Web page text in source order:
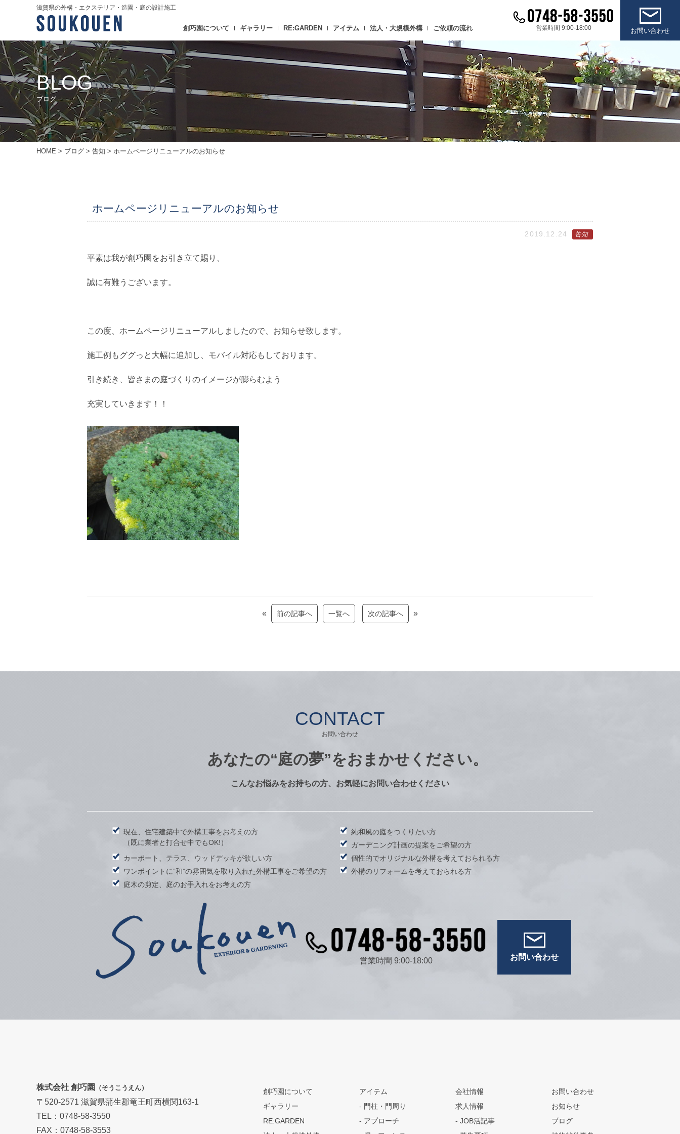
滋賀県の外構・エクステリア・造園・庭の設計施工
創巧園について ギャラリー RE:GARDEN アイテム 法人・大規模外構 ご依頼の流れ 営業時間 9:00-18:00 お問い合わせ
BLOG
ブログ
HOME > ブログ > 告知 > ホームページリニューアルのお知らせ
ホームページリニューアルのお知らせ
2019.12.24 告知
平素は我が創巧園をお引き立て賜り、
誠に有難うございます。
この度、ホームページリニューアルしましたので、お知らせ致します。
施工例もググっと大幅に追加し、モバイル対応もしております。
引き続き、皆さまの庭づくりのイメージが膨らむよう
充実していきます！！
« 前の記事へ 一覧へ 次の記事へ »
CONTACT
お問い合わせ
あなたの“庭の夢”をおまかせください。
こんなお悩みをお持ちの方、お気軽にお問い合わせください
現在、住宅建築中で外構工事をお考えの方
（既に業者と打合せ中でもOK!）
純和風の庭をつくりたい方
ガーデニング計画の提案をご希望の方
カーポート、テラス、ウッドデッキが欲しい方
個性的でオリジナルな外構を考えておられる方
ワンポイントに”和”の雰囲気を取り入れた外構工事をご希望の方
外構のリフォームを考えておられる方
庭木の剪定、庭のお手入れをお考えの方
営業時間 9:00-18:00 お問い合わせ
株式会社 創巧園 （そうこうえん）
〒520-2571 滋賀県蒲生郡竜王町西横関163-1
TEL：0748-58-3550
FAX：0748-58-3553
創巧園について
ギャラリー
RE:GARDEN
アイテム
門柱・門周り
アプローチ
会社情報
求人情報
JOB活記事
お問い合わせ
お知らせ
ブログ